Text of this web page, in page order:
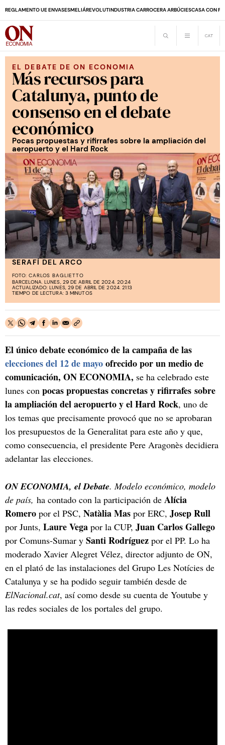
REGLAMENTO UE ENVASESMELIÁREVOLUTINDUSTRIA CARROCERA ARBÚCIESCASA CON
EL DEBATE DE ON ECONOMIA
Más recursos para
Catalunya, punto de
consenso en el debate
económico
Pocas propuestas y rifirrafes sobre la ampliación del
aeropuerto y el Hard Rock
SERAFÍ DEL ARCO
FOTO: CARLOS BAGLIETTO
BARCELONA. LUNES, 29 DE ABRIL DE 2024. 20:24
ACTUALIZADO: LUNES, 29 DE ABRIL DE 2024. 21:13
TIEMPO DE LECTURA: 3 MINUTOS
El único debate económico de la campaña de las
elecciones del 12 demayoofrecido por un medio de
comunicación, ON ECONOMIA, se ha celebrado este
lunes con pocas propuestas concretas y rifirrafes sobre
la ampliación del aeropuerto y el Hard Rock, uno de
los temas que precisamente provocó que no se aprobaran
los presupuestos de la Generalitat para este año y que,
como consecuencia, el presidente Pere Aragonès decidiera
adelantar las elecciones.
ON ECONOMIA, el Debate. Modelo económico, modelo
de país, ha contado con la participación de Alícia
Romero por el PSC, Natàlia Mas por ERC, Josep Rull
por Junts, Laure Vega por la CUP, Juan Carlos Gallego
por Comuns-Sumar y Santi Rodríguez por el PP. Lo ha
moderado Xavier Alegret Vélez, director adjunto de ON,
en el plató de las instalaciones del Grupo Les Notícies de
Catalunya y se ha podido seguir también desde de
ElNacional.cat, así como desde su cuenta de Youtube y
las redes sociales de los portales del grupo.